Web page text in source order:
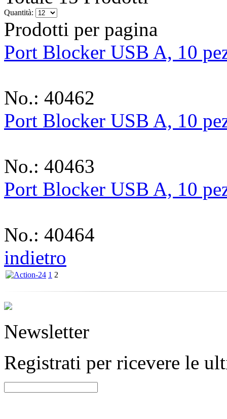
Quantità:
Prodotti per pagina
Port Blocker USB A, 10
No.: 40462
Port Blocker USB A, 10
No.: 40463
Port Blocker USB A, 10
No.: 40464
indietro
1 2
Newsletter
Registrati per ricevere le